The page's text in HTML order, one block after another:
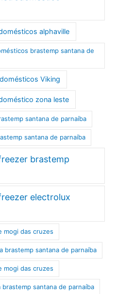
alphaville
brastemp santana de
Viking
zona leste
santana de parnaíba
santana de parnaíba
brastemp
electrolux
mogi das cruzes
brastemp santana de parnaíba
mogi das cruzes
santana de parnaíba